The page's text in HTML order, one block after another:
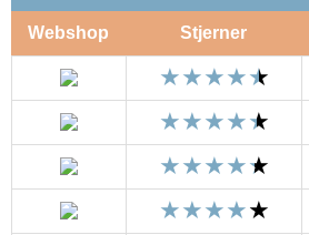
Webshop Stjerner